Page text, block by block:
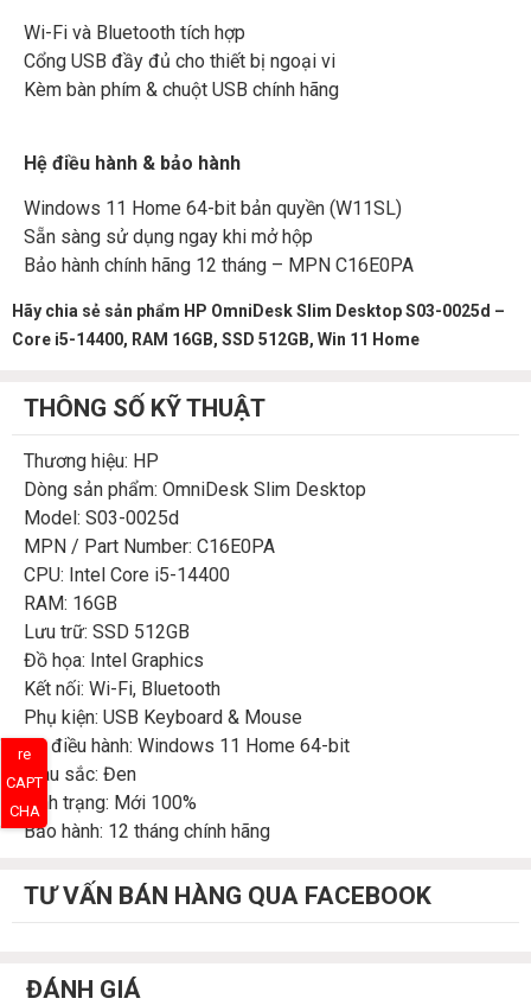
Wi-Fi và Bluetooth tích hợp
Cổng USB đầy đủ cho thiết bị ngoại vi
Kèm bàn phím & chuột USB chính hãng
Hệ điều hành & bảo hành
Windows 11 Home 64-bit bản quyền (W11SL)
Sẵn sàng sử dụng ngay khi mở hộp
Bảo hành chính hãng 12 tháng – MPN C16E0PA
Hãy chia sẻ sản phẩm HP OmniDesk Slim Desktop S03-0025d –
Core i5-14400, RAM 16GB, SSD 512GB, Win 11 Home
THÔNG SỐ KỸ THUẬT
Thương hiệu: HP
Dòng sản phẩm: OmniDesk Slim Desktop
Model: S03-0025d
MPN / Part Number: C16E0PA
CPU: Intel Core i5-14400
RAM: 16GB
Lưu trữ: SSD 512GB
Đồ họa: Intel Graphics
Kết nối: Wi-Fi, Bluetooth
Phụ kiện: USB Keyboard & Mouse
Hệ điều hành: Windows 11 Home 64-bit
Màu sắc: Đen
Tình trạng: Mới 100%
Bảo hành: 12 tháng chính hãng
TƯ VẤN BÁN HÀNG QUA FACEBOOK
ĐÁNH GIÁ
re
CAPT
CHA